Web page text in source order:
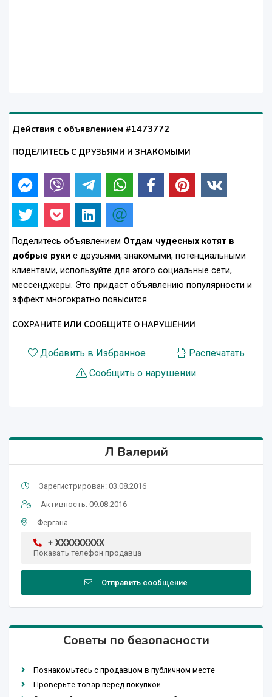
Действия с объявлением #1473772
ПОДЕЛИТЕСЬ С ДРУЗЬЯМИ И ЗНАКОМЫМИ
Поделитесь объявлением Отдам чудесных котят в
добрые руки с друзьями, знакомыми, потенциальными
клиентами, используйте для этого социальные сети,
мессенджеры. Это придаст объявлению популярности и
эффект многократно повысится.
СОХРАНИТЕ ИЛИ СООБЩИТЕ О НАРУШЕНИИ
Добавить в Избранное
Распечатать
Сообщить о нарушении
Л Валерий
Зарегистрирован: 03.08.2016
Активность: 09.08.2016
Фергана
+ XXXXXXXXX
Показать телефон продавца
Отправить сообщение
Советы по безопасности
Познакомьтесь с продавцом в публичном месте
Проверьте товар перед покупкой